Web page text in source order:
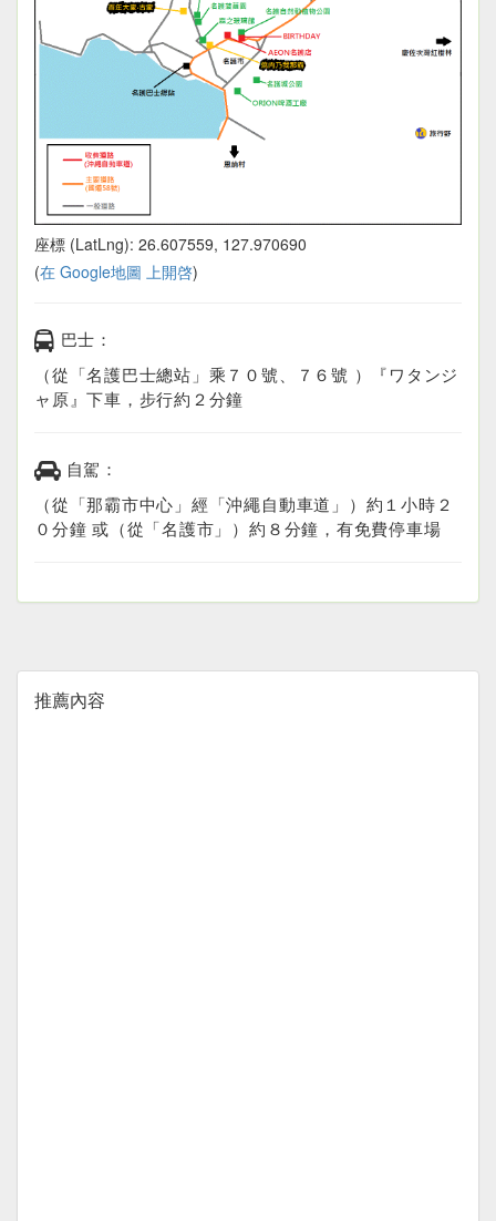
座標 (LatLng): 26.607559, 127.970690
(在 Google地圖 上開啓)
巴士：
（從「名護巴士總站」乘７０號、７６號 ）『ワタンジ
ャ原』下車，步行約２分鐘
自駕：
（從「那霸市中心」經「沖繩自動車道」）約１小時２
０分鐘 或（從「名護市」）約８分鐘，有免費停車場
推薦內容